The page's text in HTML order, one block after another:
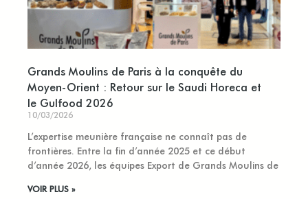
Grands Moulins de Paris à la conquête du
Moyen-Orient : Retour sur le Saudi Horeca et
le Gulfood 2026
10/03/2026
L’expertise meunière française ne connaît pas de
frontières. Entre la fin d’année 2025 et ce début
d’année 2026, les équipes Export de Grands Moulins de
VOIR PLUS »